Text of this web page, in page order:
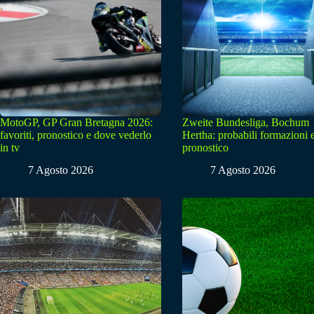
MotoGP, GP Gran Bretagna 2026:
favoriti, pronostico e dove vederlo
in tv
7 Agosto 2026
Zweite Bundesliga, Bochum
Hertha: probabili formazioni
pronostico
7 Agosto 2026